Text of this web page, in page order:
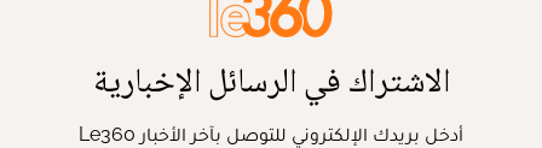
الاشتراك في الرسائل الإخبارية
أدخل بريدك الإلكتروني للتوصل بآخر الأخبار Le360